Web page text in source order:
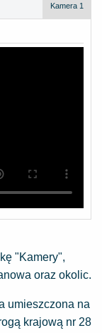
Kamera 1
"Kamery",
oraz okolic.
umieszczona na
krajową nr 28